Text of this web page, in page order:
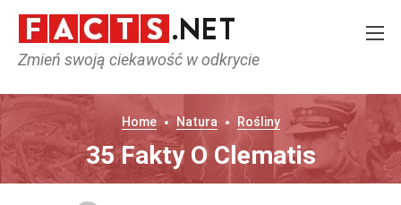
Zmień swoją ciekawość w odkrycie
Home Natura Rośliny
35 Fakty O Clematis